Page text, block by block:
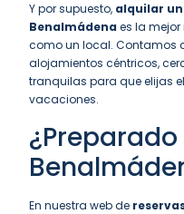
Y por supuesto, alquilar
Benalmádena es la
como un local. Contamos
alojamientos céntricos,
tranquilas para que elijas
vacaciones.
En nuestra web de